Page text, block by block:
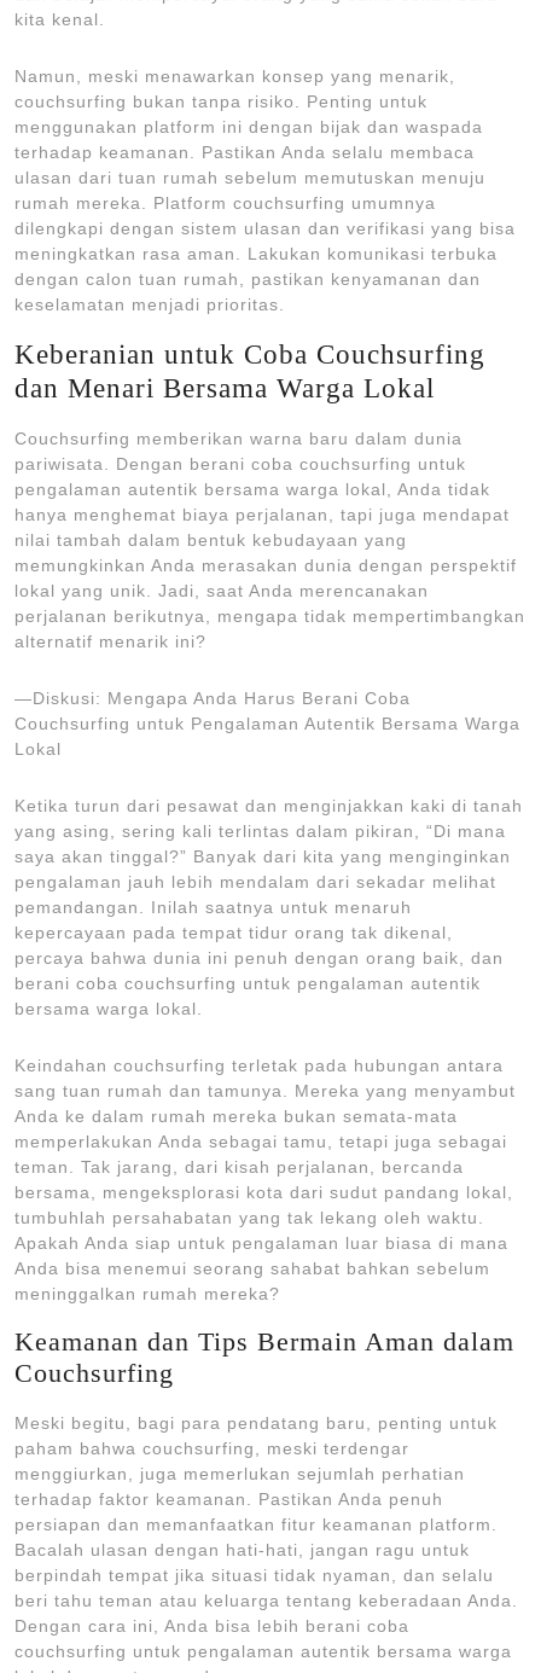
kita kenal.
Namun, meski menawarkan konsep yang menarik,
couchsurfing bukan tanpa risiko. Penting untuk
menggunakan platform ini dengan bijak dan waspada
terhadap keamanan. Pastikan Anda selalu membaca
ulasan dari tuan rumah sebelum memutuskan menuju
rumah mereka. Platform couchsurfing umumnya
dilengkapi dengan sistem ulasan dan verifikasi yang bisa
meningkatkan rasa aman. Lakukan komunikasi terbuka
dengan calon tuan rumah, pastikan kenyamanan dan
keselamatan menjadi prioritas.
Keberanian untuk Coba Couchsurfing
dan Menari Bersama Warga Lokal
Couchsurfing memberikan warna baru dalam dunia
pariwisata. Dengan berani coba couchsurfing untuk
pengalaman autentik bersama warga lokal, Anda tidak
hanya menghemat biaya perjalanan, tapi juga mendapat
nilai tambah dalam bentuk kebudayaan yang
memungkinkan Anda merasakan dunia dengan perspektif
lokal yang unik. Jadi, saat Anda merencanakan
perjalanan berikutnya, mengapa tidak mempertimbangkan
alternatif menarik ini?
—Diskusi: Mengapa Anda Harus Berani Coba
Couchsurfing untuk Pengalaman Autentik Bersama Warga
Lokal
Ketika turun dari pesawat dan menginjakkan kaki di tanah
yang asing, sering kali terlintas dalam pikiran, “Di mana
saya akan tinggal?” Banyak dari kita yang menginginkan
pengalaman jauh lebih mendalam dari sekadar melihat
pemandangan. Inilah saatnya untuk menaruh
kepercayaan pada tempat tidur orang tak dikenal,
percaya bahwa dunia ini penuh dengan orang baik, dan
berani coba couchsurfing untuk pengalaman autentik
bersama warga lokal.
Keindahan couchsurfing terletak pada hubungan antara
sang tuan rumah dan tamunya. Mereka yang menyambut
Anda ke dalam rumah mereka bukan semata-mata
memperlakukan Anda sebagai tamu, tetapi juga sebagai
teman. Tak jarang, dari kisah perjalanan, bercanda
bersama, mengeksplorasi kota dari sudut pandang lokal,
tumbuhlah persahabatan yang tak lekang oleh waktu.
Apakah Anda siap untuk pengalaman luar biasa di mana
Anda bisa menemui seorang sahabat bahkan sebelum
meninggalkan rumah mereka?
Keamanan dan Tips Bermain Aman dalam
Couchsurfing
Meski begitu, bagi para pendatang baru, penting untuk
paham bahwa couchsurfing, meski terdengar
menggiurkan, juga memerlukan sejumlah perhatian
terhadap faktor keamanan. Pastikan Anda penuh
persiapan dan memanfaatkan fitur keamanan platform.
Bacalah ulasan dengan hati-hati, jangan ragu untuk
berpindah tempat jika situasi tidak nyaman, dan selalu
beri tahu teman atau keluarga tentang keberadaan Anda.
Dengan cara ini, Anda bisa lebih berani coba
couchsurfing untuk pengalaman autentik bersama warga